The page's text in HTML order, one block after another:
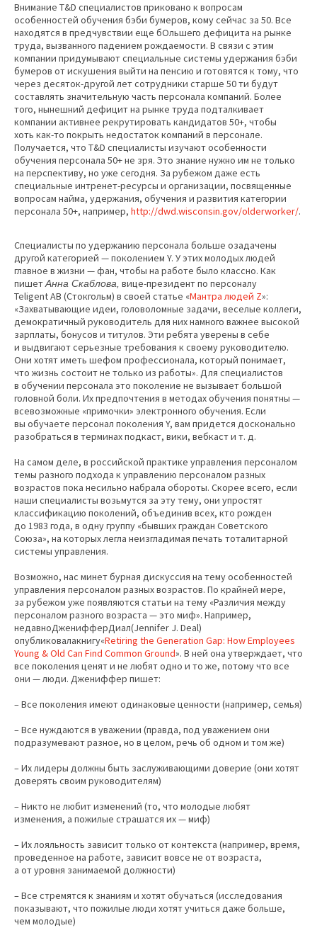
Внимание T&D специалистов приковано к вопросам
особенностей обучения бэби бумеров, кому сейчас за 50. Все
находятся в предчувствии еще бОльшего дефицита на рынке
труда, вызванного падением рождаемости. В связи с этим
компании придумывают специальные системы удержания бэби
бумеров от искушения выйти на пенсию и готовятся к тому, что
через десяток-другой лет сотрудники старше 50 ти будут
составлять значительную часть персонала компаний. Более
того, нынешний дефицит на рынке труда подталкивает
компании активнее рекрутировать кандидатов 50+, чтобы
хоть как-то покрыть недостаток компаний в персонале.
Получается, что T&D специалисты изучают особенности
обучения персонала 50+ не зря. Это знание нужно им не только
на перспективу, но уже сегодня. За рубежом даже есть
специальные интренет-ресурсы и организации, посвященные
вопросам найма, удержания, обучения и развития категории
персонала 50+, например, http://dwd.wisconsin.gov/olderworker/.
Специалисты по удержанию персонала больше озадачены
другой категорией — поколением Y. У этих молодых людей
главное в жизни — фан, чтобы на работе было классно. Как
пишетАнна Скаблова, вице-президент по персоналу
Teligent AB (Стокгольм) в своей статье «Мантра людей Z»:
«Захватывающие идеи, головоломные задачи, веселые коллеги,
демократичный руководитель для них намного важнее высокой
зарплаты, бонусов и титулов. Эти ребята уверены в себе
и выдвигают серьезные требования к своему руководителю.
Они хотят иметь шефом профессионала, который понимает,
что жизнь состоит не только из работы». Для специалистов
в обучении персонала это поколение не вызывает большой
головной боли. Их предпочтения в методах обучения понятны —
всевозможные «примочки» электронного обучения. Если
вы обучаете персонал поколения Y, вам придется досконально
разобраться в терминах подкаст, вики, вебкаст и т. д.
На самом деле, в российской практике управления персоналом
темы разного подхода к управлению персоналом разных
возрастов пока несильно набрала обороты. Скорее всего, если
наши специалисты возьмутся за эту тему, они упростят
классификацию поколений, объединив всех, кто рожден
до 1983 года, в одну группу «бывших граждан Советского
Союза», на которых легла неизгладимая печать тоталитарной
системы управления.
Возможно, нас минет бурная дискуссия на тему особенностей
управления персоналом разных возрастов. По крайней мере,
за рубежом уже появляются статьи на тему «Различия между
персоналом разного возраста — это миф». Например,
недавноДженифферДиал(Jennifer J. Deal)
опубликовалакнигу«Retiring the Generation Gap: How Employees
Young & Old Can Find Common Ground». В ней она утверждает, что
все поколения ценят и не любят одно и то же, потому что все
они — люди. Джениффер пишет:
– Все поколения имеют одинаковые ценности (например, семья)
– Все нуждаются в уважении (правда, под уважением они
подразумевают разное, но в целом, речь об одном и том же)
– Их лидеры должны быть заслуживающими доверие (они хотят
доверять своим руководителям)
– Никто не любит изменений (то, что молодые любят
изменения, а пожилые страшатся их — миф)
– Их лояльность зависит только от контекста (например, время,
проведенное на работе, зависит вовсе не от возраста,
а от уровня занимаемой должности)
– Все стремятся к знаниям и хотят обучаться (исследования
показывают, что пожилые люди хотят учиться даже больше,
чем молодые)